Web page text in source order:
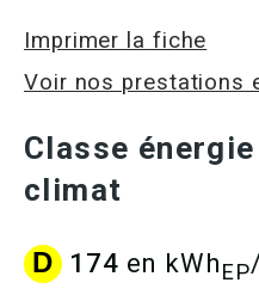
Imprimer la fiche
Voir nos prestations
Classe
climat
D 174 en kWhEP